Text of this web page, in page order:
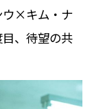
ウ×キム・ナ
、待望の共